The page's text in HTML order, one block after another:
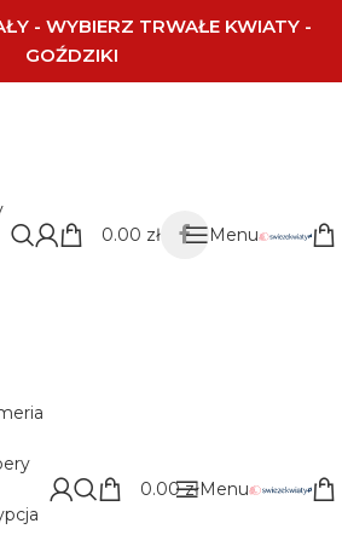
- WYBIERZ TRWAŁE KWIATY -
GOŹDZIKI
0.00 zł Menu
0.00złMenu